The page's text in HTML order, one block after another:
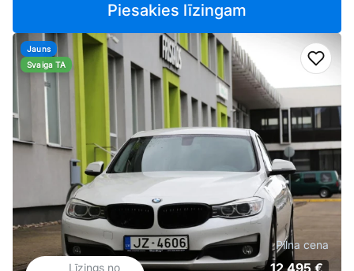
Piesakies līzingam
Jauns
Svaiga TA
Līzings no
Pilna cena